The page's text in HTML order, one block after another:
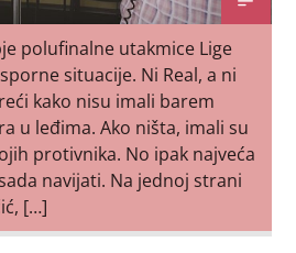
polufinalne utakmice Lige
situacije. Ni Real, a ni
kako nisu imali barem
u leđima. Ako ništa, imali su
protivnika. No ipak najveća
navijati. Na jednoj strani
[…]